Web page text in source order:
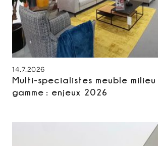
14.7.2026
Multi-specialistes meuble
gamme : enjeux 2026